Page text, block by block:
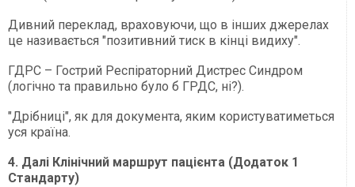
Дивний переклад, враховуючи, що в інших джерелах
це називається "позитивний тиск в кінці видиху".
ГДРС – Гострий Респіраторний Дистрес Синдром
(логічно та правильно було б ГРДС, ні?).
"Дрібниці", як для документа, яким користуватиметься
уся країна.
4. Далі Клінічний маршрут пацієнта (Додаток 1
Стандарту)